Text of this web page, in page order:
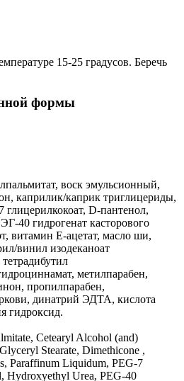
15-25 градусов. Беречь
формы
воск эмульсионный,
каприлик/каприк триглицериды,
D-пантенол,
40 гидрогенат касторового
витамин Е-ацетат, масло ши,
винил изодеканоат
метилпарабен,
пропилпарабен,
динатрий ЭДТА, кислота
гидроксид.
Cetearyl Alcohol (and)
Stearate, Dimethicone ,
Paraffinum Liquidum, PEG-7
Hydroxyethyl Urea, PEG-40